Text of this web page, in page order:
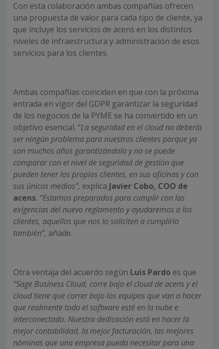
Con esta colaboración ambas compañías ofrecen
una propuesta de valor para cada tipo de cliente, ya
que incluye los servicios de acens en los distintos
niveles de infraestructura y administración de esos
servicios para los clientes.
Ambas compañías coinciden en que con la próxima
entrada en vigor del GDPR garantizar la seguridad
de los negocios de la PYME se ha convertido en un
objetivo esencial. “La seguridad en el cloud no debería
ser ningún problema para nuestros clientes porque ya
son muchos años garantizándola y no se puede
comparar con el nivel de seguridad de gestión que
pueden tener los propios clientes, en sus oficinas y con
sus únicos medios”, explica Javier Cobo, COO de
acens. “Estamos preparados para cumplir con las
exigencias del nuevo reglamento y ayudaremos a los
clientes, aquellos que nos lo soliciten a cumplirlo
también”, añade.
Otra ventaja del acuerdo según Luis Pardo es que
“Sage Business Cloud, corre bajo el cloud de acens y el
cloud tiene que correr bajo los equipos que van a hacer
que realmente todo el software esté en la nube e
interconectado. Nuestra dedicación está en hacer la
mejor contabilidad, la mejor facturación, las mejores
nóminas que una empresa pueda necesitar para una